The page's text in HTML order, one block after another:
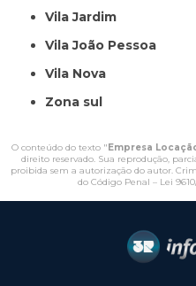
Vila Jardim
Vila João Pessoa
Vila Nova
Zona sul
O conteúdo do texto "Empresa
direito reservado. Sua reprodução,
proibida sem a autorização do autor.
do Código Penal – Lei